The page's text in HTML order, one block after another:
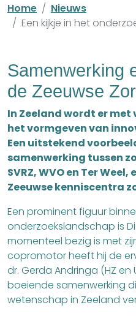
Home
Nieuws
Een kijkje in het
Samenwerking
de Zeeuwse
In Zeeland wordt er
het vormgeven van
Een uitstekend
samenwerking tussen
SVRZ, WVO en Ter
Zeeuwse kenniscentra
Een prominent figuur
onderzoekslandschap is
momenteel bezig is met
copromotor heeft hij de
dr. Gerda Andringa (HZ en
boeiende samenwerking
wetenschap in Zeeland